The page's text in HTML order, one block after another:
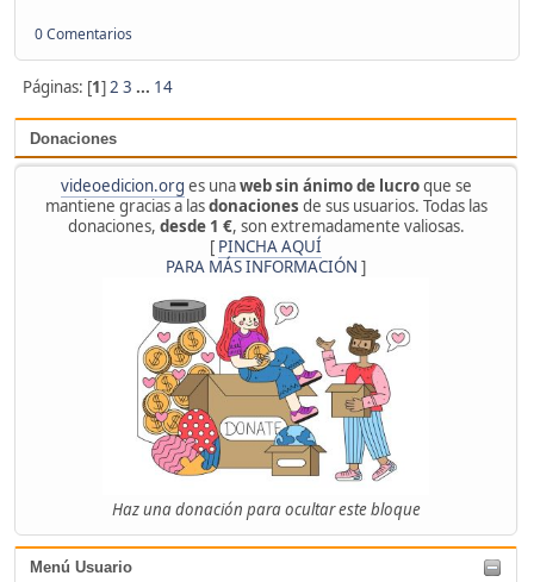
Donaciones
videoedicion.org es unaweb sin ánimo de lucroque se
mantiene gracias a lasdonaciones de sus usuarios. Todas las
donaciones, desde 1 €, son extremadamente valiosas.
[ PINCHA AQUÍ
PARA MÁS INFORMACIÓN ]
Haz una donación para ocultar este bloque
Menú Usuario
0 Comentarios
Páginas: [1]2 3 ... 14